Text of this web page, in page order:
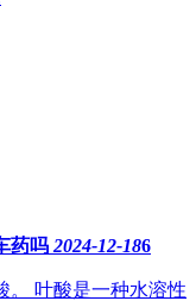
药吗 2024-12-186
。 叶酸是一种水溶性